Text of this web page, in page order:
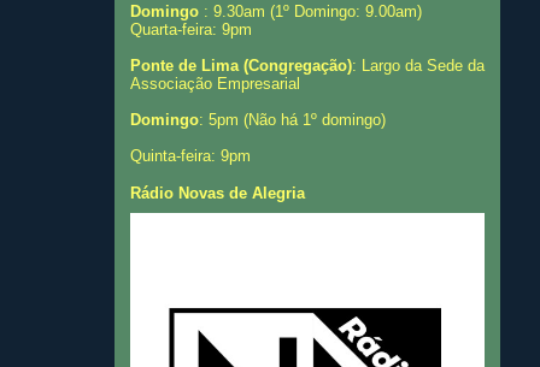
Domingo: 9.30am (1º Domingo: 9.00am)
Quarta-feira: 9pm
Ponte de Lima (Congregação): Largo da Sede da
Associação Empresarial
Domingo: 5pm (Não há 1º domingo)
Quinta-feira: 9pm
Rádio Novas de Alegria